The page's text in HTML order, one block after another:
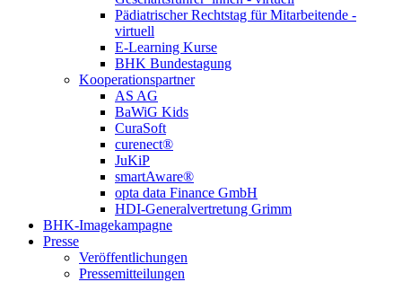
Pädiatrischer Rechtstag für Mitarbeitende -
virtuell
E-Learning Kurse
BHK Bundestagung
Kooperationspartner
AS AG
BaWiG Kids
CuraSoft
curenect®
JuKiP
smartAware®
opta data Finance GmbH
HDI-Generalvertretung Grimm
BHK-Imagekampagne
Presse
Veröffentlichungen
Pressemitteilungen